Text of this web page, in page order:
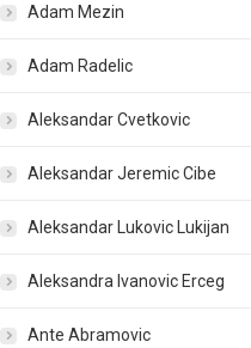
Adam Mezin
Adam Radelic
Aleksandar Cvetkovic
Aleksandar Jeremic Cibe
Aleksandar Lukovic Lukijan
Aleksandra Ivanovic Erceg
Ante Abramovic